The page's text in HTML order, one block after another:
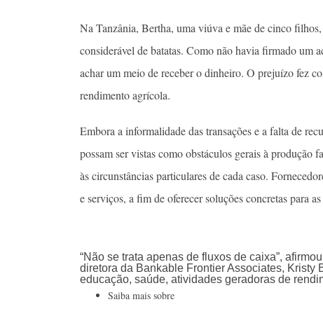
Na Tanzânia, Bertha, uma viúva e mãe de cinco
considerável de batatas. Como não havia firmado um
achar um meio de receber o dinheiro. O prejuízo fez
rendimento agrícola.
Embora a informalidade das transações e a falta de
possam ser vistas como obstáculos gerais à
às circunstâncias particulares de cada caso.
e serviços, a fim de oferecer soluções concretas para
“Não se trata apenas de fluxos de caixa”,
diretora da Bankable Frontier Associates, Kristy
educação, saúde, atividades geradoras de
Saiba mais sobre